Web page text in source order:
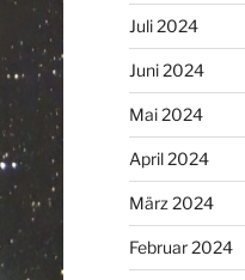
Juli 2024
Juni 2024
Mai 2024
April 2024
März 2024
Februar 2024